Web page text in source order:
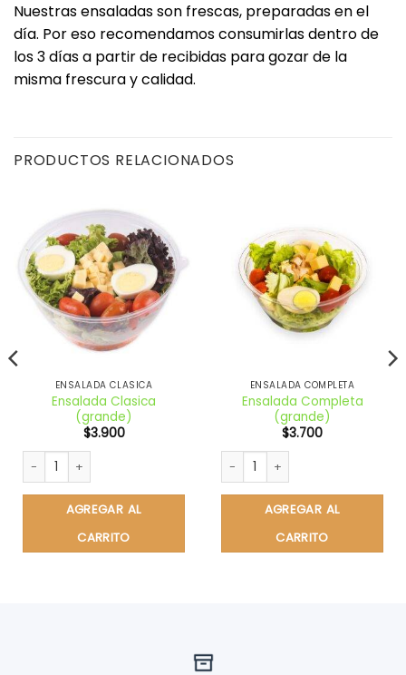
Nuestras ensaladas son frescas, preparadas en el
día. Por eso recomendamos consumirlas dentro de
los 3 días a partir de recibidas para gozar de la
misma frescura y calidad.
PRODUCTOS RELACIONADOS
ENSALADA CLASICA
Ensalada Clasica
(grande)
$3.900
Ensalada Clasica (grande) cantidad
AGREGAR AL
CARRITO
ENSALADA COMPLETA
Ensalada Completa
(grande)
$3.700
Ensalada Completa (grande)
AGREGAR AL
CARRITO